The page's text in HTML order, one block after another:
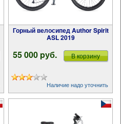
Горный велосипед Author Spirit
ASL 2019
55 000 pуб. В корзину
Наличие надо уточнить